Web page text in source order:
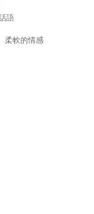
語
柔軟的情感